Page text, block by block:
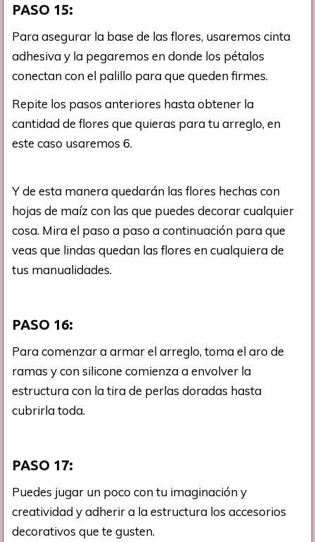
PASO 15:
Para asegurar la base de las flores, usaremos cinta
adhesiva y la pegaremos en donde los pétalos
conectan con el palillo para que queden firmes.
Repite los pasos anteriores hasta obtener la
cantidad de flores que quieras para tu arreglo, en
este caso usaremos 6.
Y de esta manera quedarán las flores hechas con
hojas de maíz con las que puedes decorar cualquier
cosa. Mira el paso a paso a continuación para que
veas que lindas quedan las flores en cualquiera de
tus manualidades.
PASO 16:
Para comenzar a armar el arreglo, toma el aro de
ramas y con silicone comienza a envolver la
estructura con la tira de perlas doradas hasta
cubrirla toda.
PASO 17:
Puedes jugar un poco con tu imaginación y
creatividad y adherir a la estructura los accesorios
decorativos que te gusten.